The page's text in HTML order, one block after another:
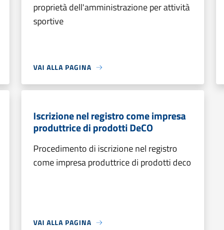
proprietà dell'amministrazione per attività
sportive
VAI ALLA PAGINA
Iscrizione nel registro come impresa
produttrice di prodotti DeCO
Procedimento di iscrizione nel registro
come impresa produttrice di prodotti deco
VAI ALLA PAGINA